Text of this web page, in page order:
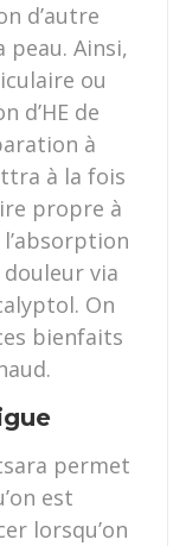
d’autre
peau. Ainsi,
ou
d’HE de
à
à la fois
propre à
via
On
bienfaits
permet
est
lorsqu’on